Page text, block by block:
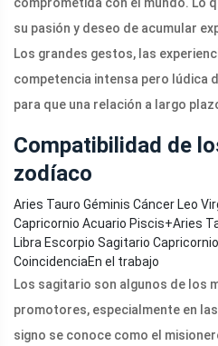
su pasión y deseo de acumular
Los grandes gestos, las
competencia intensa pero lúdica
para que una relación a largo
Compatibilidad de
zodíaco
Aries Tauro Géminis Cáncer Leo
Capricornio Acuario Piscis+Aries
Libra Escorpio Sagitario
CoincidenciaEn el trabajo
Los sagitario son algunos de los
promotores, especialmente en
signo se conoce como el